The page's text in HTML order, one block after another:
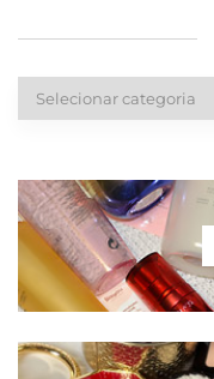
Categorias